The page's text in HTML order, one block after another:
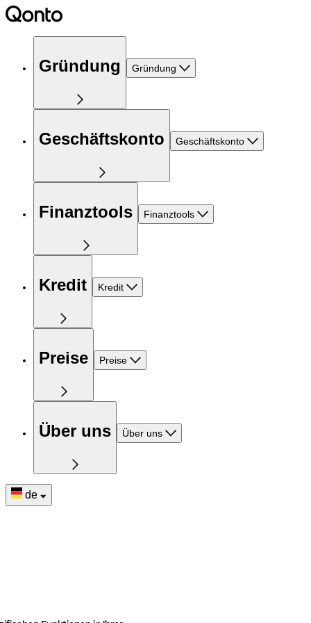
Gründung Gründung
Geschäftskonto Geschäftskonto
Finanztools Finanztools
Kredit Kredit
Preise Preise
Über uns Über uns
de